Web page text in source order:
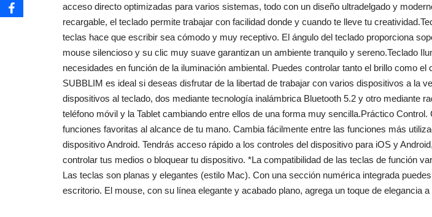
acceso directo optimizadas para varios sistemas, todo con un diseño ultradelgado y
recargable, el teclado permite trabajar con facilidad donde y cuando te lleve tu
teclas hace que escribir sea cómodo y muy receptivo. El ángulo del teclado proporciona
mouse silencioso y su clic muy suave garantizan un ambiente tranquilo y sereno.Teclado
necesidades en función de la iluminación ambiental. Puedes controlar tanto el brillo como
SUBBLIM es ideal si deseas disfrutar de la libertad de trabajar con varios dispositivos a la
dispositivos al teclado, dos mediante tecnología inalámbrica Bluetooth 5.2 y otro mediante
teléfono móvil y la Tablet cambiando entre ellos de una forma muy sencilla.Práctico
funciones favoritas al alcance de tu mano. Cambia fácilmente entre las funciones más
dispositivo Android. Tendrás acceso rápido a los controles del dispositivo para iOS y
controlar tus medios o bloquear tu dispositivo. *La compatibilidad de las teclas de función
Las teclas son planas y elegantes (estilo Mac). Con una sección numérica integrada
escritorio. El mouse, con su línea elegante y acabado plano, agrega un toque de elegancia